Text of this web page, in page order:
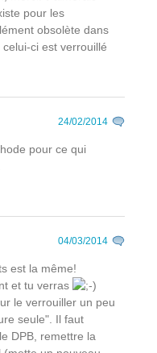
pour les
obsolète dans
ci est verrouillé
24/02/2014
pour ce qui
04/03/2014
est la même!
et tu verras
le verrouiller un peu
seule". Il faut
DPB, remettre la